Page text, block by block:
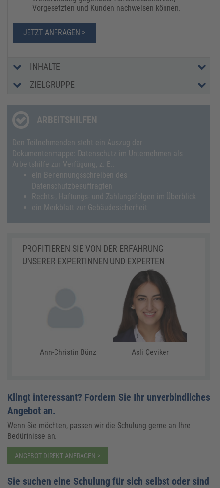
Vorgesetzten und Kunden nachweisen können.
JETZT ANFRAGEN >
INHALTE
ZIELGRUPPE
ARBEITSHILFEN
Den Teilnehmenden steht ein Auszug der
Dokumentenmappe: Datenschutz im Unternehmen als
Arbeitshilfe zur Verfügung, z. B.:
ein Benennungsschreiben des
Datenschutzbeauftragten
Rechts-, Haftungs- und Zahlungsfolgen im Überblick
ein Merkblatt zur Gebäudesicherheit
PROFITIEREN SIE VON DER ERFAHRUNG
UNSERER EXPERTINNEN UND EXPERTEN
Ann-Christin Bünz Asli Çeviker
Klingt interessant? Fordern Sie Ihr unverbindliches
Angebot an.
Wenn Sie möchten, passen wir die Schulung gerne an Ihre
Bedürfnisse an.
ANGEBOT DIREKT ANFRAGEN >
Sie suchen eine Schulung für sich selbst oder sind